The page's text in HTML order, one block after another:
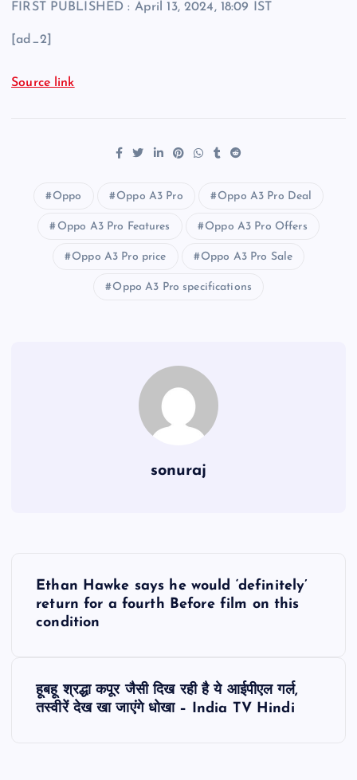
FIRST PUBLISHED : April 13, 2024, 18:09 IST
[ad_2]
Source link
Oppo Oppo A3 Pro Oppo A3 Pro Deal
Oppo A3 Pro Features Oppo A3 Pro Offers
Oppo A3 Pro price Oppo A3 Pro Sale
Oppo A3 Pro specifications
sonuraj
Ethan Hawke says he would ‘definitely’
return for a fourth Before film on this
condition
हूबहू श्रद्धा कपूर जैसी दिख रही है ये आईपीएल गर्ल,
तस्वीरें देख खा जाएंगे धोखा – India TV Hindi